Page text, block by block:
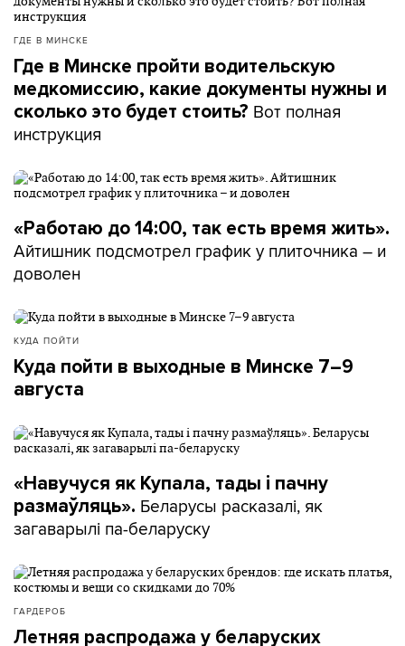
ГДЕ В МИНСКЕ
Где в Минске пройти водительскую
медкомиссию, какие документы нужны и
сколько это будет стоить? Вот полная
инструкция
«Работаю до 14:00, так есть время жить».
Айтишник подсмотрел график у плиточника – и
доволен
КУДА ПОЙТИ
Куда пойти в выходные в Минске 7–9
августа
«Навучуся як Купала, тады і пачну
размаўляць». Беларусы расказалі, як
загаварылі па-беларуску
ГАРДЕРОБ
Летняя распродажа у беларуских